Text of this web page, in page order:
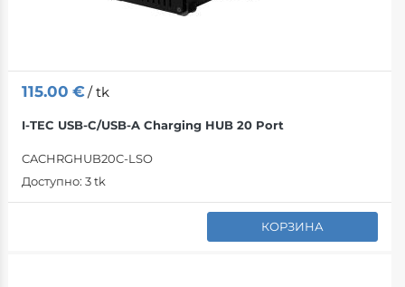
115.00 €/ tk
I-TEC USB-C/USB-A Charging HUB 20 Port
CACHRGHUB20C-LSO
Доступно: 3 tk
КОРЗИНА